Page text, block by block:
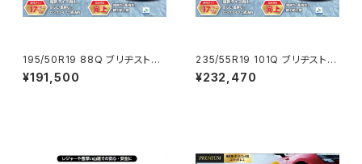
195/50R19 88Q ブリヂストン
VRX3 4本コミコミセット
¥191,500
235/55R19 101Q ブリヂストン
VRX3 4本コミコミセット
¥232,470